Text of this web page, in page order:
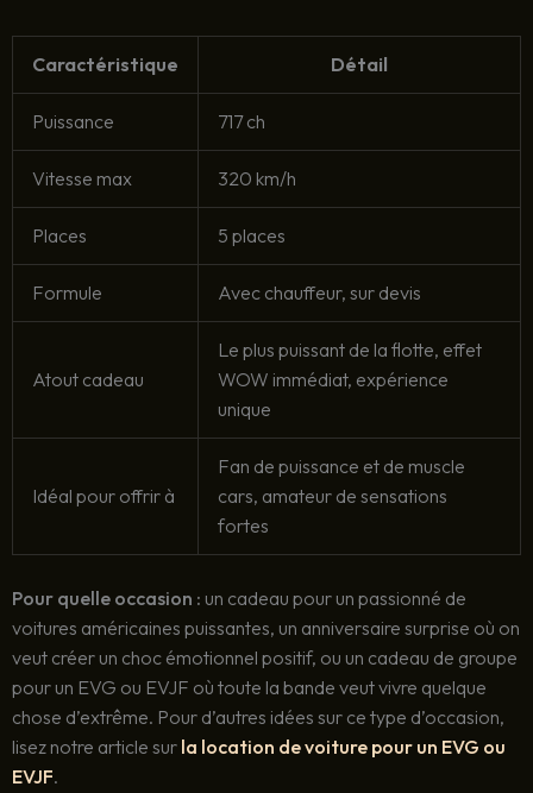
Caractéristique Détail
Puissance 717 ch
Vitesse max 320 km/h
Places 5 places
Formule Avec chauffeur, sur devis
Atout cadeau
Le plus puissant de la flotte, effet
WOW immédiat, expérience
unique
Idéal pour offrir à
Fan de puissance et de muscle
cars, amateur de sensations
fortes
Pour quelle occasion : un cadeau pour un passionné de
voitures américaines puissantes, un anniversaire surprise où on
veut créer un choc émotionnel positif, ou un cadeau de groupe
pour un EVG ou EVJF où toute la bande veut vivre quelque
chose d’extrême. Pour d’autres idées sur ce type d’occasion,
lisez notre article sur la location de voiture pour un EVG ou
EVJF.